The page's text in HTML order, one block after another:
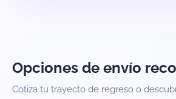
Opciones de envío
Cotiza tu trayecto de regreso o